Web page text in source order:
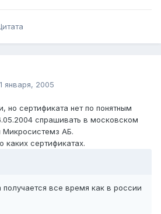
января, 2005
но сертификата нет по понятным
спрашивать в московском
Микросистемз АБ.
каких сертификатах.
получается все время как в россии